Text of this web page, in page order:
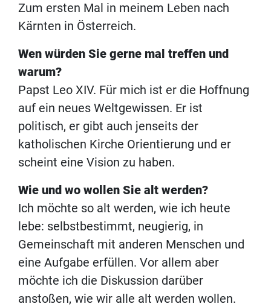
Zum ersten Mal in meinem Leben nach
Kärnten in Österreich.
Wen würden Sie gerne mal treffen und
warum?
Papst Leo XIV. Für mich ist er die Hoffnung
auf ein neues Weltgewissen. Er ist
politisch, er gibt auch jenseits der
katholischen Kirche Orientierung und er
scheint eine Vision zu haben.
Wie und wo wollen Sie alt werden?
Ich möchte so alt werden, wie ich heute
lebe: selbstbestimmt, neugierig, in
Gemeinschaft mit anderen Menschen und
eine Aufgabe erfüllen. Vor allem aber
möchte ich die Diskussion darüber
anstoßen, wie wir alle alt werden wollen.